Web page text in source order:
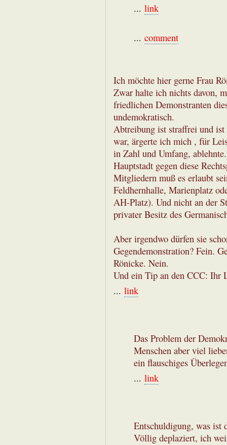
... link
... comment
Ich möchte hier gerne Frau
Zwar halte ich nichts davon,
friedlichen Demonstranten
undemokratisch.
Abtreibung ist straffrei und
war, ärgerte ich mich , für
in Zahl und Umfang,
Hauptstadt gegen diese
Mitgliedern muß es erlaubt
Feldhernhalle, Marienplatz
AH-Platz). Und nicht an der
privater Besitz des
Aber irgendwo dürfen sie
Gegendemonstration? Fein.
Rönicke. Nein.
Und ein Tip an den CCC: Ihr
... link
Das Problem der
Menschen aber viel
ein flauschiges
... link
Entschuldigung, was ist
Völlig deplaziert, ich